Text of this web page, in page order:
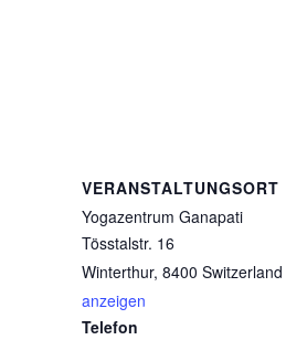
VERANSTALTUNGSORT
Yogazentrum Ganapati
Tösstalstr. 16
Winterthur, 8400 Switzerland
anzeigen
Telefon